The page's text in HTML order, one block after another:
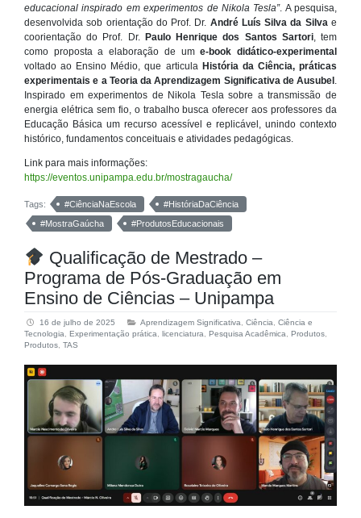
educacional inspirado em experimentos de Nikola Tesla”. A pesquisa,
desenvolvida sob orientação do Prof. Dr. André Luís Silva da Silva e
coorientação do Prof. Dr. Paulo Henrique dos Santos Sartori, tem
como proposta a elaboração de ume-book didático-experimental
voltado ao Ensino Médio, que articula História da Ciência, práticas
experimentais e a Teoria da Aprendizagem Significativa de Ausubel
Inspirado em experimentos de Nikola Tesla sobre a transmissão de
energia elétrica sem fio, o trabalho busca oferecer aos professores da
Educação Básica um recurso acessível e replicável, unindo contexto
histórico, fundamentos conceituais e atividades pedagógicas.
Link para mais informações:
https://eventos.unipampa.edu.br/mostragaucha/
Tags: #CiênciaNaEscola
#HistóriaDaCiência
#MostraGaúcha
#ProdutosEducacionais
Qualificação de Mestrado –
Programa de Pós-Graduação em
Ensino de Ciências – Unipampa
16 de julho de 2025 Aprendizagem Significativa Ciência
Ciência e
Tecnologia
Experimentação prática licenciatura Pesquisa Acadêmica Produtos
Produtos TAS